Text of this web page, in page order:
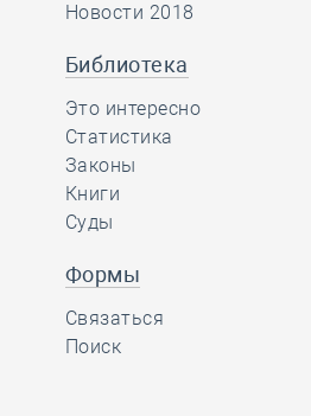
Новости 2018
Библиотека
Это интересно
Статистика
Законы
Книги
Суды
Формы
Связаться
Поиск